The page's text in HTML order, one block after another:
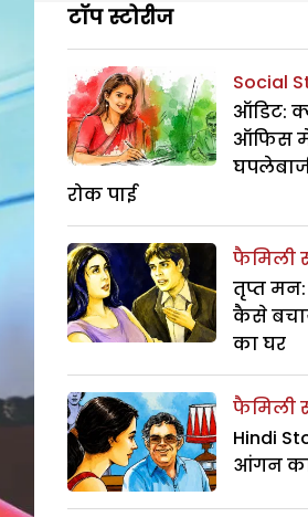
टॉप स्टोरीज
Social
ऑडिट:
ऑफिस
रोक पाई
फैमिली
तृप्त
कैसे
का घर
फैमिली
Hindi
आंगन का